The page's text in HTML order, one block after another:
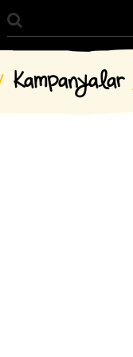
Kampanyalar